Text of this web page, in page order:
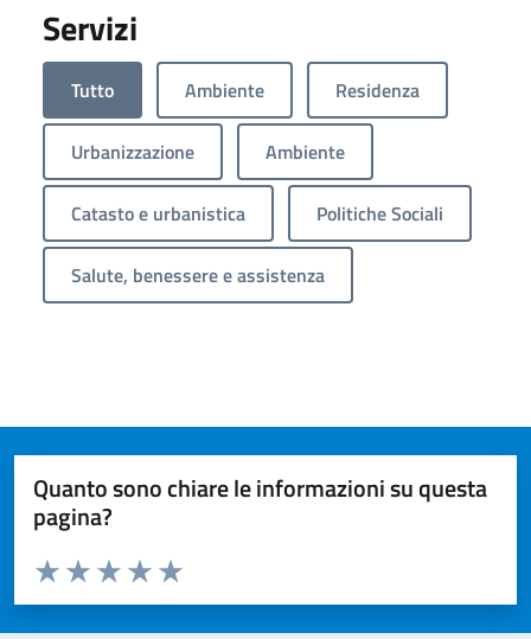
Servizi
Tutto Ambiente Residenza
Urbanizzazione Ambiente
Catasto e urbanistica Politiche Sociali
Salute, benessere e assistenza
Quanto sono chiare le informazioni su questa
pagina?
Valuta da 1 a 5 stelle la pagina
Valuta 5 stelle su 5
Valuta 4 stelle su 5
Valuta 3 stelle su 5
Valuta 2 stelle su 5
Valuta 1 stelle su 5